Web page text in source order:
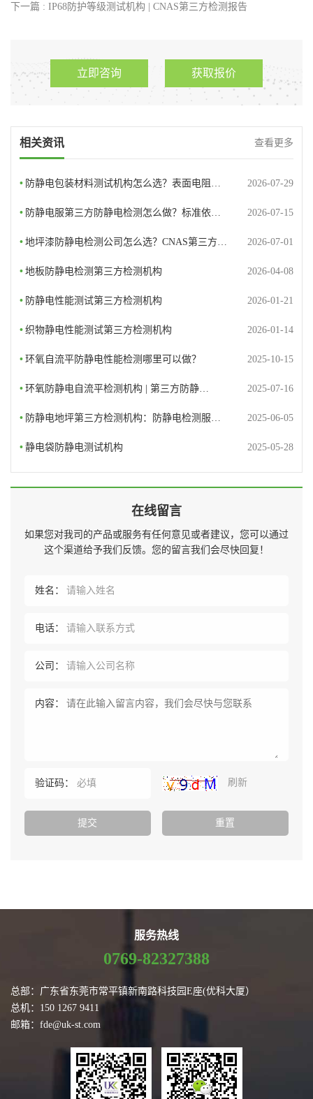
理流程
下一篇 : IP68防护等级测试机构 | CNAS第三方检测报告
立即咨询 获取报价
相关资讯 查看更多
• 2026-07-29
防静电包装材料测试机构怎么选？表面电阻…
• 2026-07-15
防静电服第三方防静电检测怎么做？标准依…
• 2026-07-01
地坪漆防静电检测公司怎么选？CNAS第三方…
• 2026-04-08
地板防静电检测第三方检测机构
• 2026-01-21
防静电性能测试第三方检测机构
• 2026-01-14
织物静电性能测试第三方检测机构
• 2025-10-15
环氧自流平防静电性能检测哪里可以做？
• 2025-07-16
环氧防静电自流平检测机构 | 第三方防静…
• 2025-06-05
防静电地坪第三方检测机构：防静电检测服…
• 2025-05-28
静电袋防静电测试机构
在线留言
如果您对我司的产品或服务有任何意见或者建议，您可以通过
这个渠道给予我们反馈。您的留言我们会尽快回复！
姓名：
电话：
公司：
内容：
验证码： 刷新
服务热线
0769-82327388
总部：广东省东莞市常平镇新南路科技园E座(优科大厦）
总机：150 1267 9411
邮箱：fde@uk-st.com